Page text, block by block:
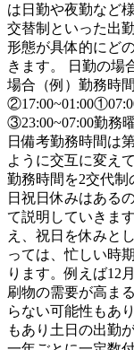
は日勤や夜勤など
交替制といった出
形態が具体的にど
きます。 日勤の場
場合（例）勤務時
③23:00~07:00勤務
日備考勤務時間は
ように交互に変え
勤務時間を2交代制
日祝日休みはある
て説明していきま
え、祝日を休みと
っては、忙しい時
ります。例えば12
刷物の需要が高ま
らない可能性もあ
もあり土日の出勤